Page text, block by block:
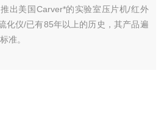
出美国Carver*的实验室压片机/红外
化仪/已有85年以上的历史，其产品遍
准。